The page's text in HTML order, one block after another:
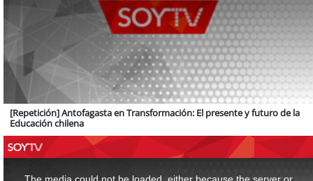
[Repetición] Antofagasta en Transformación: El presente y futuro de la
Educación chilena